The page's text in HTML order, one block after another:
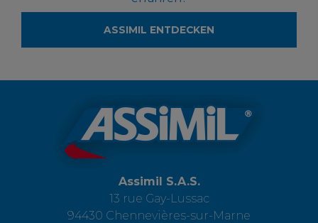
ASSIMIL ENTDECKEN
Assimil S.A.S.
13 rue Gay-Lussac
94430 Chennevières-sur-Marne